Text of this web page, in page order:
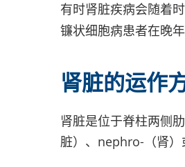
有时肾脏疾病会随着
镰状细胞病患者在晚
肾脏的运作
肾脏是位于脊柱两侧
脏）、nephro-（肾）